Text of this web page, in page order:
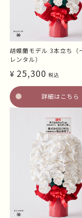
胡蝶蘭モデル 3本立ち（
レンタル）
¥ 25,300 税込
詳細はこちら